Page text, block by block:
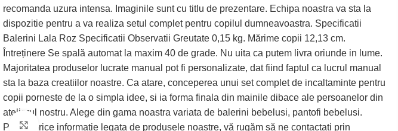
Mărește imaginea